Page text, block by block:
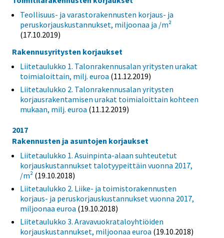
Teollisuus- ja varastorakennusten korjaus- ja
peruskorjauskustannukset, miljoonaa ja /m²
(17.10.2019)
Rakennusyritysten korjaukset
Liitetaulukko 1. Talonrakennusalan yritysten urakat
toimialoittain, milj. euroa (11.12.2019)
Liitetaulukko 2. Talonrakennusalan yritysten
korjausrakentamisen urakat toimialoittain kohteen
mukaan, milj. euroa (11.12.2019)
2017
Rakennusten ja asuntojen korjaukset
Liitetaulukko 1. Asuinpinta-alaan suhteutetut
korjauskustannukset talotyypeittäin vuonna 2017,
/m² (19.10.2018)
Liitetaulukko 2. Liike- ja toimistorakennusten
korjaus- ja peruskorjauskustannukset vuonna 2017,
miljoonaa euroa (19.10.2018)
Liitetaulukko 3. Aravavuokrataloyhtiöiden
korjauskustannukset, miljoonaa euroa (19.10.2018)